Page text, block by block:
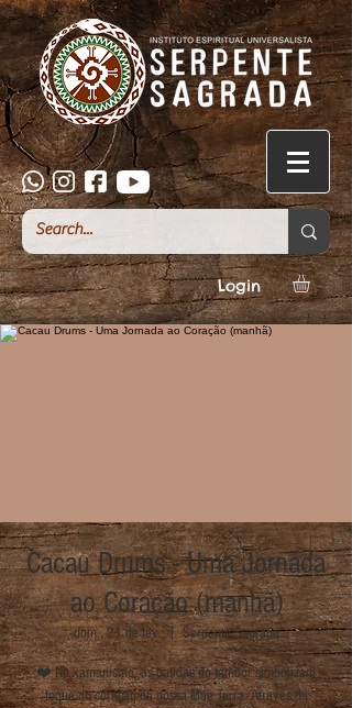
Login
Cacau Drums - Uma Jornada
ao Coração (manhã)
dom., 21 de fev.
  |
Serpente Sagrada
❤️ No xamanismo, as batidas do tambor simbolizam
toque do coração da nossa Mãe Terra. Através da